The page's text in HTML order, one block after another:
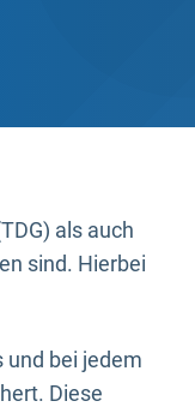
als auch
sind. Hierbei
und bei jedem
Diese